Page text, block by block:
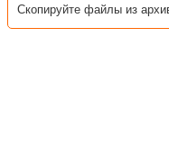
Скопируйте файлы из